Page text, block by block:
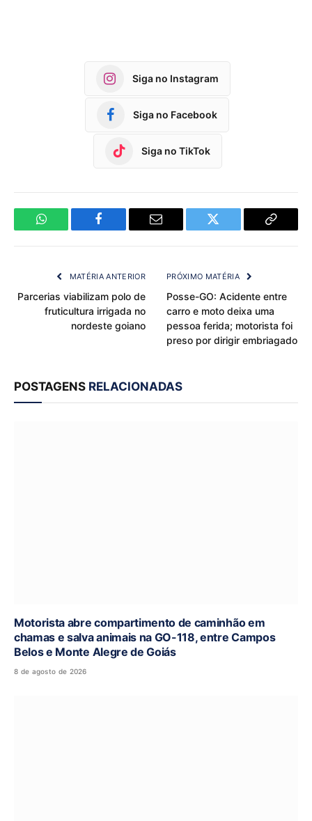
Siga no Instagram
Siga no Facebook
Siga no TikTok
WhatsApp Facebook Email Twitter
Copy
MATÉRIA ANTERIOR
Parcerias viabilizam polo de
fruticultura irrigada no
nordeste goiano
PRÓXIMO MATÉRIA
Posse-GO: Acidente entre
carro e moto deixa uma
pessoa ferida; motorista foi
preso por dirigir embriagado
POSTAGENS RELACIONADAS
Motorista abre compartimento de caminhão em
chamas e salva animais na GO-118, entre Campos
Belos e Monte Alegre de Goiás
8 de agosto de 2026